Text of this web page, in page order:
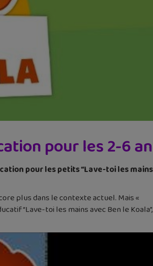
pour les 2-6
pour les petits “Lave-toi les mains
plus dans le contexte actuel. Mais «
“Lave-toi les mains avec Ben le Koala”,